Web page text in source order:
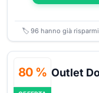
🏷️ 96 hanno già
80 % Outlet